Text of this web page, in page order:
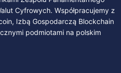
Cyfrowych. Współpracujemy z
Izbą Gospodarczą Blockchain
podmiotami na polskim